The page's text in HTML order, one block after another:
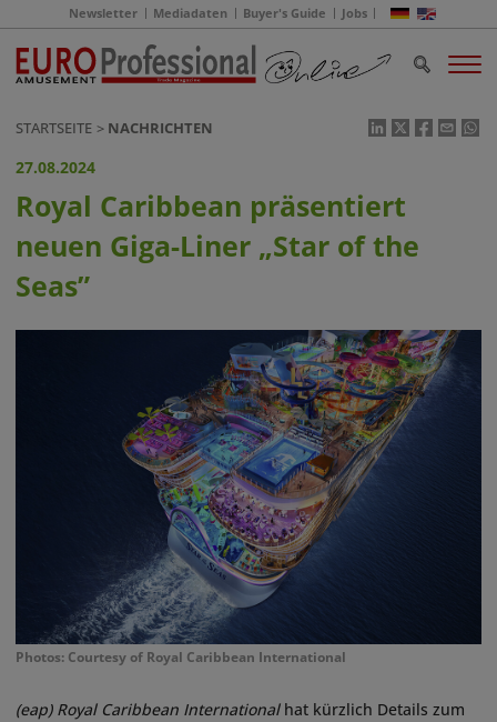
Newsletter Mediadaten Buyer's Guide Jobs
STARTSEITE NACHRICHTEN
27.08.2024
Royal Caribbean präsentiert
neuen Giga-Liner „Star of the
Seas”
Photos: Courtesy of Royal Caribbean International
(eap) Royal Caribbean Internationalhat kürzlich Details zum